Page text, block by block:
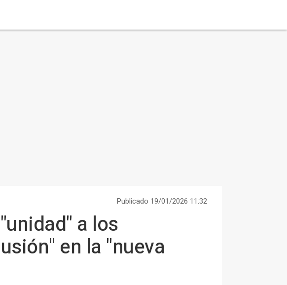
Publicado 19/01/2026 11:32
a los
en la "nueva